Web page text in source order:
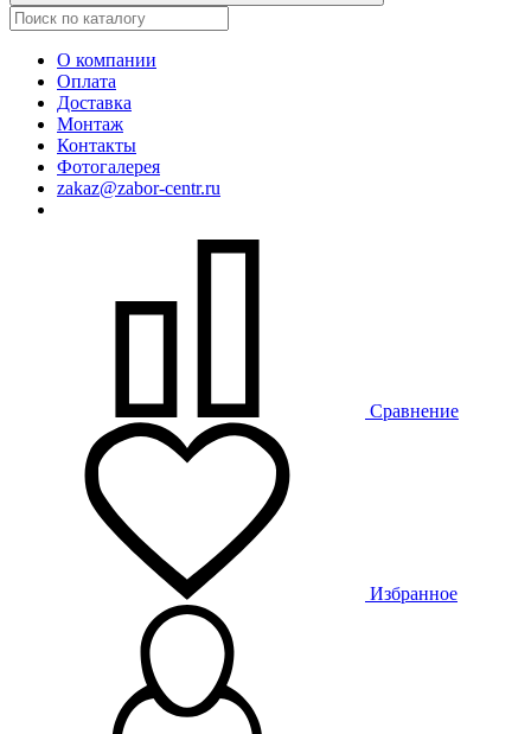
О компании
Оплата
Доставка
Монтаж
Контакты
Фотогалерея
zakaz@zabor-centr.ru
Сравнение
Избранное